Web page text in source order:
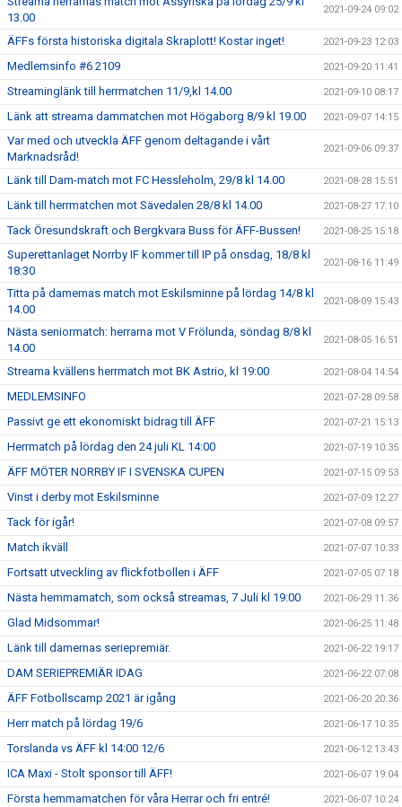
13.00
2021-09-24 09:02
ÄFFs första historiska digitala Skraplott! Kostar inget! 2021-09-23 12:03
Medlemsinfo #6 2109 2021-09-20 11:41
Streaminglänk till herrmatchen 11/9,kl 14.00 2021-09-10 08:17
Länk att streama dammatchen mot Högaborg 8/9 kl 19.00 2021-09-07 14:15
Var med och utveckla ÄFF genom deltagande i vårt
Marknadsråd!
2021-09-06 09:37
Länk till Dam-match mot FC Hessleholm, 29/8 kl 14.00 2021-08-28 15:51
Länk till herrmatchen mot Sävedalen 28/8 kl 14.00 2021-08-27 17:10
Tack Öresundskraft och Bergkvara Buss för ÄFF-Bussen! 2021-08-25 15:18
Superettanlaget Norrby IF kommer till IP på onsdag, 18/8 kl
18:30
2021-08-16 11:49
Titta på damernas match mot Eskilsminne på lördag 14/8 kl
14.00
2021-08-09 15:43
Nästa seniormatch: herrarna mot V Frölunda, söndag 8/8 kl
14.00
2021-08-05 16:51
Streama kvällens herrmatch mot BK Astrio, kl 19:00 2021-08-04 14:54
MEDLEMSINFO 2021-07-28 09:58
Passivt ge ett ekonomiskt bidrag till ÄFF 2021-07-21 15:13
Herrmatch på lördag den 24 juli KL 14:00 2021-07-19 10:35
ÄFF MÖTER NORRBY IF I SVENSKA CUPEN 2021-07-15 09:53
Vinst i derby mot Eskilsminne 2021-07-09 12:27
Tack för igår! 2021-07-08 09:57
Match ikväll 2021-07-07 10:33
Fortsatt utveckling av flickfotbollen i ÄFF 2021-07-05 07:18
Nästa hemmamatch, som också streamas, 7 Juli kl 19:00 2021-06-29 11:36
Glad Midsommar! 2021-06-25 11:48
Länk till damernas seriepremiär. 2021-06-22 19:17
DAM SERIEPREMIÄR IDAG 2021-06-22 07:08
ÄFF Fotbollscamp 2021 är igång 2021-06-20 20:36
Herr match på lördag 19/6 2021-06-17 10:35
Torslanda vs ÄFF kl 14:00 12/6 2021-06-12 13:43
ICA Maxi - Stolt sponsor till ÄFF! 2021-06-07 19:04
Första hemmamatchen för våra Herrar och fri entré! 2021-06-07 10:24